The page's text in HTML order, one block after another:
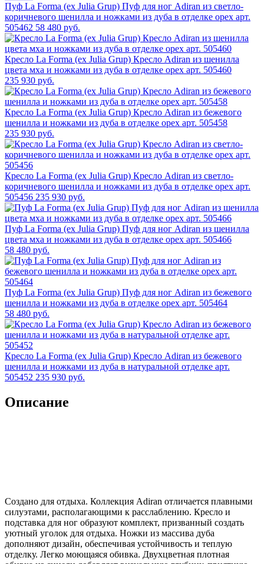
Пуф La Forma (ех Julia Grup) Пуф для ног Adiran из светло-
коричневого шенилла и ножками из дуба в отделке орех арт.
505462 58 480 руб.
Кресло La Forma (ех Julia Grup) Кресло Adiran из шенилла
цвета мха и ножками из дуба в отделке орех арт. 505460
235 930 руб.
Кресло La Forma (ех Julia Grup) Кресло Adiran из бежевого
шенилла и ножками из дуба в отделке орех арт. 505458
235 930 руб.
Кресло La Forma (ех Julia Grup) Кресло Adiran из светло-
коричневого шенилла и ножками из дуба в отделке орех арт.
505456 235 930 руб.
Пуф La Forma (ех Julia Grup) Пуф для ног Adiran из шенилла
цвета мха и ножками из дуба в отделке орех арт. 505466
58 480 руб.
Пуф La Forma (ех Julia Grup) Пуф для ног Adiran из бежевого
шенилла и ножками из дуба в отделке орех арт. 505464
58 480 руб.
Кресло La Forma (ех Julia Grup) Кресло Adiran из бежевого
шенилла и ножками из дуба в натуральной отделке арт.
505452 235 930 руб.
Описание
Создано для отдыха. Коллекция Adiran отличается плавными
силуэтами, располагающими к расслаблению. Кресло и
подставка для ног образуют комплект, призванный создать
уютный уголок для отдыха. Ножки из массива дуба
дополняют дизайн, обеспечивая устойчивость и теплую
отделку. Легко моющаяся обивка. Двухцветная плотная